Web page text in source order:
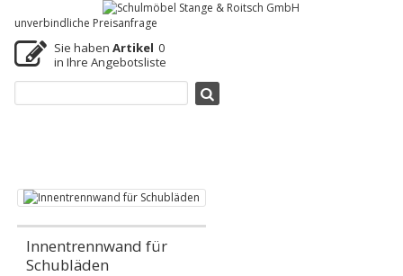
unverbindliche Preisanfrage
Sie haben 0
Artikel
in Ihre Angebotsliste
Innentrennwand für
Schubläden